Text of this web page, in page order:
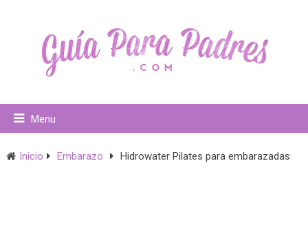
Menu
Inicio Embarazo Hidrowater Pilates para embarazadas